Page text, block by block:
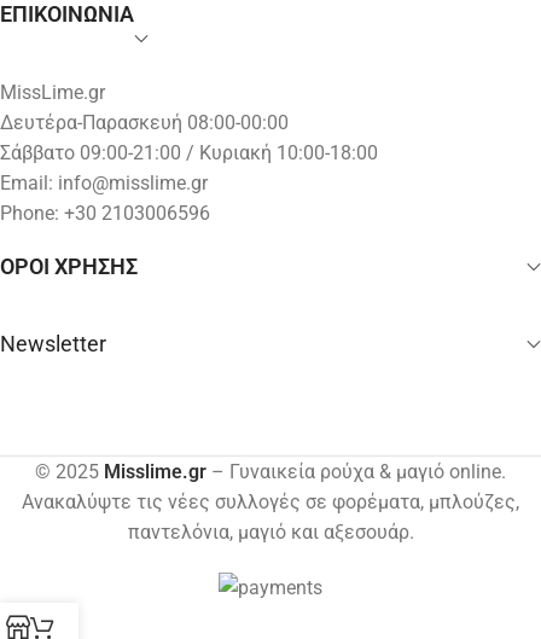
ΕΠΙΚΟΙΝΩΝΙΑ
MissLime.gr
Δευτέρα-Παρασκευή 08:00-00:00
Σάββατο 09:00-21:00 / Κυριακή 10:00-18:00
Email: info@misslime.gr
Phone: +30 2103006596
ΟΡΟΙ ΧΡΗΣΗΣ
Newsletter
© 2025 Misslime.gr – Γυναικεία ρούχα & μαγιό online.
Ανακαλύψτε τις νέες συλλογές σε φορέματα, μπλούζες,
παντελόνια, μαγιό και αξεσουάρ.